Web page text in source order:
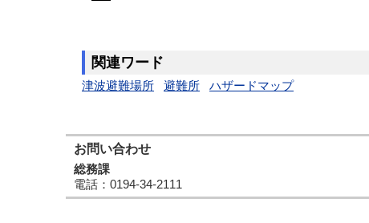
関連ワード
津波避難場所 避難所 ハザードマップ
お問い合わせ
総務課
電話 ：0194-34-2111